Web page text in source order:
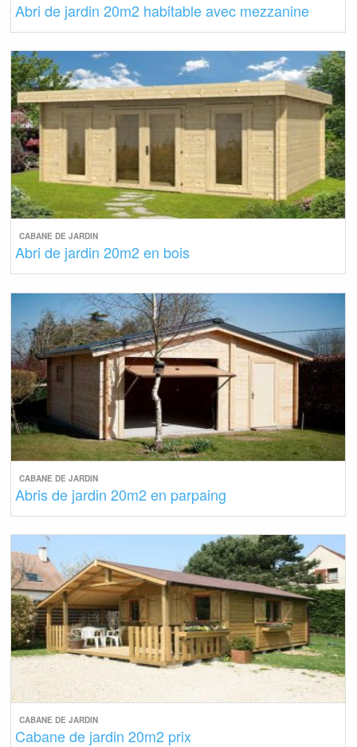
Abri de jardin 20m2 habitable avec mezzanine
CABANE DE JARDIN
Abri de jardin 20m2 en bois
CABANE DE JARDIN
Abris de jardin 20m2 en parpaing
CABANE DE JARDIN
Cabane de jardin 20m2 prix